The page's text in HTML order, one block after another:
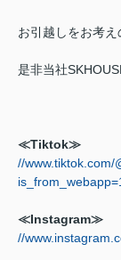
お引越しをお考え
是非当社
≪Tiktok≫
//www.tiktok.com/
≪Instagram≫
//